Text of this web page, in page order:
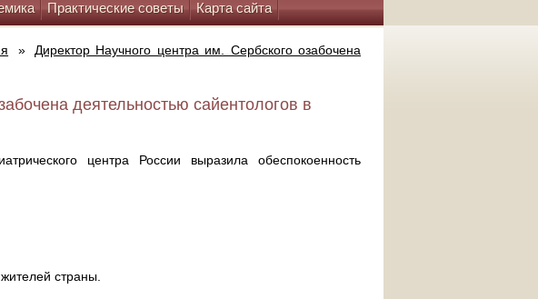
Практические советы Карта сайта
»
Директор Научного центра им. Сербского озабочена
деятельностью сайентологов в
центра России выразила обеспокоенность
страны.